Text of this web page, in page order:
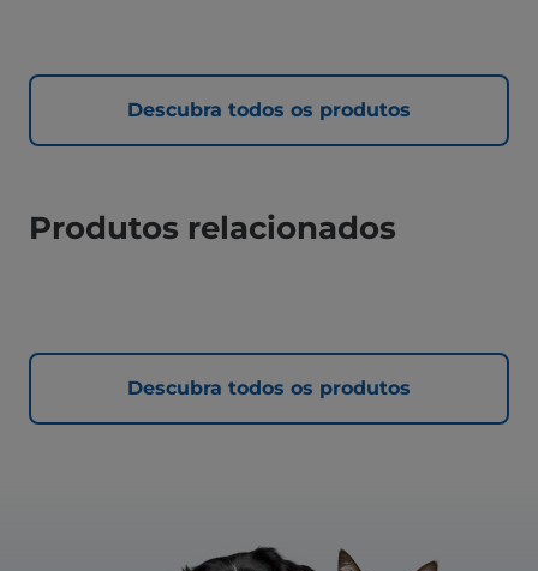
Descubra todos os produtos
Produtos relacionados
Descubra todos os produtos